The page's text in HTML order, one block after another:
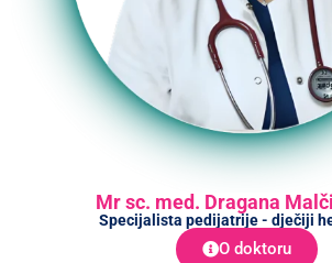
Mr sc. med. Dragana
Specijalista pedijatrije - dječiji
O doktoru